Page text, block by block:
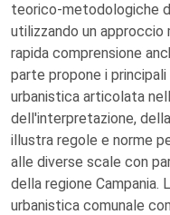
teorico-metodologiche
utilizzando un approccio
rapida comprensione
parte propone i
urbanistica articolata
dell'interpretazione,
illustra regole e norme
alle diverse scale con
della regione Campania.
urbanistica comunale